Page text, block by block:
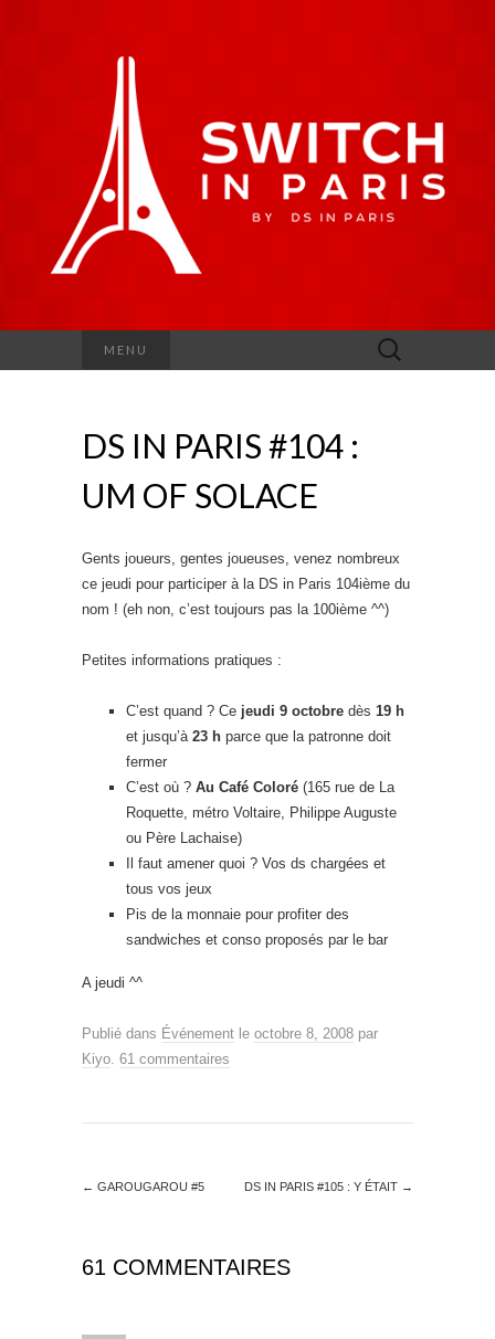
MENU Rechercher :
DS IN PARIS #104 :
UM OF SOLACE
Gents joueurs, gentes joueuses, venez nombreux
ce jeudi pour participer à la DS in Paris 104ième du
nom ! (eh non, c’est toujours pas la 100ième ^^)
Petites informations pratiques :
C’est quand ? Ce jeudi 9 octobre dès 19 h
et jusqu’à 23 h parce que la patronne doit
fermer
C’est où ? Au Café Coloré (165 rue de La
Roquette, métro Voltaire, Philippe Auguste
ou Père Lachaise)
Il faut amener quoi ? Vos ds chargées et
tous vos jeux
Pis de la monnaie pour profiter des
sandwiches et conso proposés par le bar
A jeudi ^^
Publié dans Événement le octobre 8, 2008 par
Kiyo 61 commentaires
← GAROUGAROU #5 DS IN PARIS #105 : Y ÉTAIT →
61 COMMENTAIRES